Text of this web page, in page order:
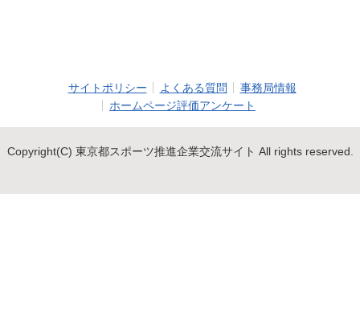
サイトポリシー よくある質問
事務局情報
ホームページ評価アンケート
Copyright(C) 東京都スポーツ推進企業交流サイト All rights reserved.